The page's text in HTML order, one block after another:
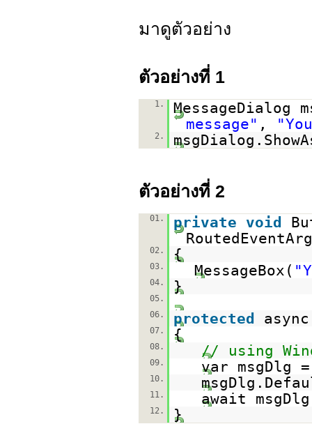
มาดูตัวอย่าง
ตัวอย่างที่ 1
1.
MessageDialog
message" ,
2.
ตัวอย่างที่ 2
01. private void
02. {
03. MessageBox(
04. }
05.
06.
protected
07. {
08. // using
09. var msgDlg
10.
11. await
12. }